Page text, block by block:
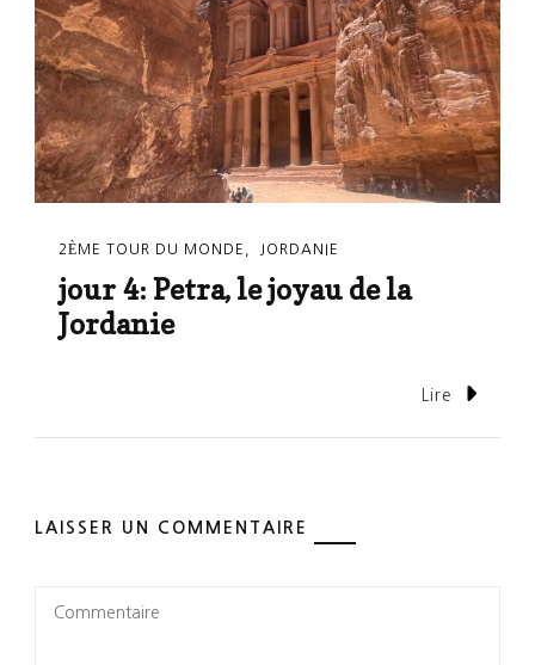
2ÈME TOUR DU MONDE JORDANIE
jour 4: Petra, le joyau de la
Jordanie
Lire
LAISSER UN COMMENTAIRE